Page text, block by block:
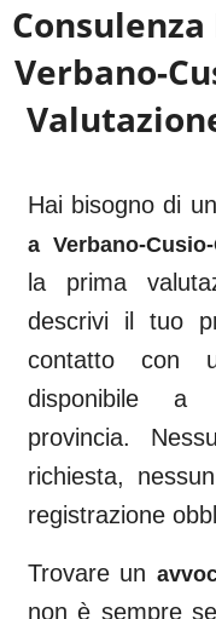
Verbano-
Hai bisogno di
a Verbano-
la prima
descrivi il tuo
contatto con
disponibile a
provincia.
richiesta,
registrazione
Trovare un
non è sempre